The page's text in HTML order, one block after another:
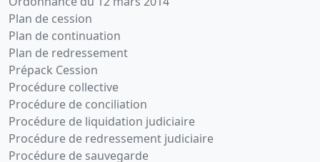
Plan de cession
Plan de continuation
Plan de redressement
Prépack Cession
Procédure collective
Procédure de conciliation
Procédure de liquidation judiciaire
Procédure de redressement judiciaire
Procédure de sauvegarde